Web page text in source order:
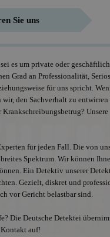
Sie uns
es um private oder
Grad an Professionalität,
für uns spricht.
den Sachverhalt zu
für jeden Fall. Die von
Spektrum. Wir können
Ein Detektiv unserer
Gezielt, diskret und
vor Gericht belastbar sind.
Die Deutsche Detektei
auf!